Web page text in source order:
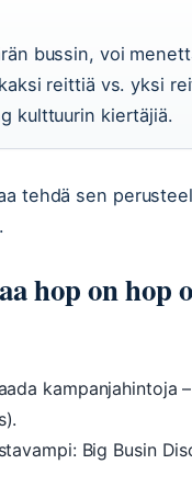
bussin, voi
reittiä vs. yksi
kulttuurin kiertäjiä.
tehdä sen
hop on hop
kampanjahintoja
Big Busin